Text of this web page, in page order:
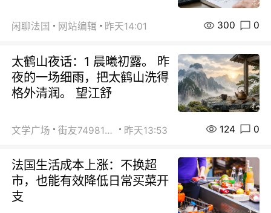
闲聊法国 网站编辑 昨天14:01 300 0
太鹤山夜话：1 晨曦初露。 昨
夜的一场细雨，把太鹤山洗得
格外清润。 望江舒
文学广场 街友74981146 昨天13:53 124 0
法国生活成本上涨：不换超
市，也能有效降低日常买菜开
支